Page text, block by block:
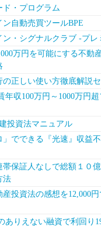
ド・プログラム
ン自動売買ツールBPE
ン・シグナルクラブ -プレ
万円を可能にする不動
の正しい使い方徹底解説
年収100万円～1000万円超
投資法マニュアル
」でできる『光速』収益
帯保証人なしで総額１０
法
産投資法の感想を12,000
ありえない融資で利回り